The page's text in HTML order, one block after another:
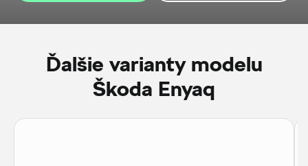
Ďalšie varianty modelu
Škoda Enyaq